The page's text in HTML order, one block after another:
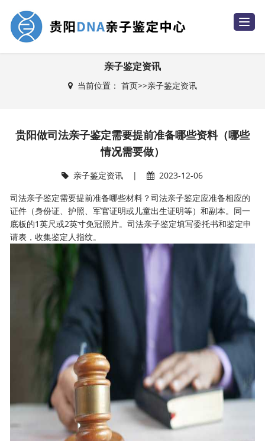
T
o
i
o
亲子鉴定资讯
当前位置： 首页>>亲子鉴定资讯
贵阳做司法亲子鉴定需要提前准备哪些资料（哪些
情况需要做）
亲子鉴定资讯 |
2023-12-06
司法亲子鉴定需要提前准备哪些材料？司法亲子鉴定应准备相应的
证件（身份证、护照、军官证明或儿童出生证明等）和副本。同一
底板的1英尺或2英寸免冠照片。司法亲子鉴定填写委托书和鉴定申
请表，收集鉴定人指纹。